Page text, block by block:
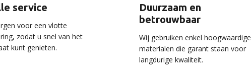
service
voor een vlotte
zodat u snel van het
kunt genieten.
Duurzaam en
betrouwbaar
Wij gebruiken enkel hoogwaardige
materialen die garant staan voor
langdurige kwaliteit.